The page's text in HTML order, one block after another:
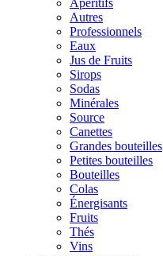
Apéritifs
Autres
Professionnels
Eaux
Jus de Fruits
Sirops
Sodas
Minérales
Source
Canettes
Grandes bouteilles
Petites bouteilles
Bouteilles
Colas
Énergisants
Fruits
Thés
Vins